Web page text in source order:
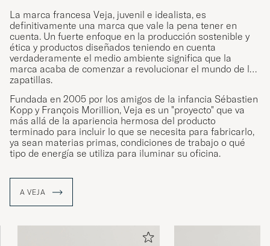
La marca francesa Veja, juvenil e idealista, es
definitivamente una marca que vale la pena tener en
cuenta. Un fuerte enfoque en la producción sostenible y
ética y productos diseñados teniendo en cuenta
verdaderamente el medio ambiente significa que la
marca acaba de comenzar a revolucionar el mundo de las
zapatillas.
Fundada en 2005 por los amigos de la infancia Sébastien
Kopp y François Morillion, Veja es un "proyecto" que va
más allá de la apariencia hermosa del producto
terminado para incluir lo que se necesita para fabricarlo,
ya sean materias primas, condiciones de trabajo o qué
tipo de energía se utiliza para iluminar su oficina.
A VEJA